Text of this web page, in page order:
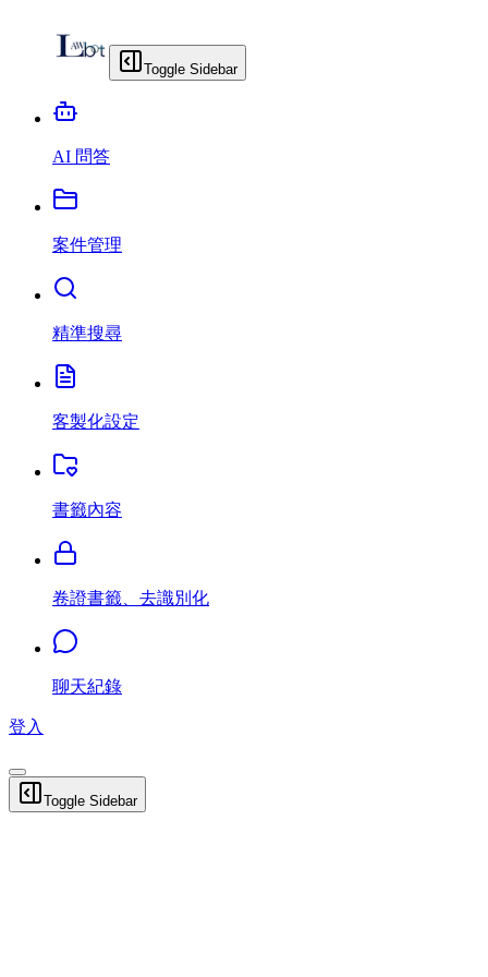
Toggle Sidebar
AI 問答
案件管理
精準搜尋
客製化設定
書籤內容
卷證書籤、去識別化
聊天紀錄
登入
Toggle Sidebar